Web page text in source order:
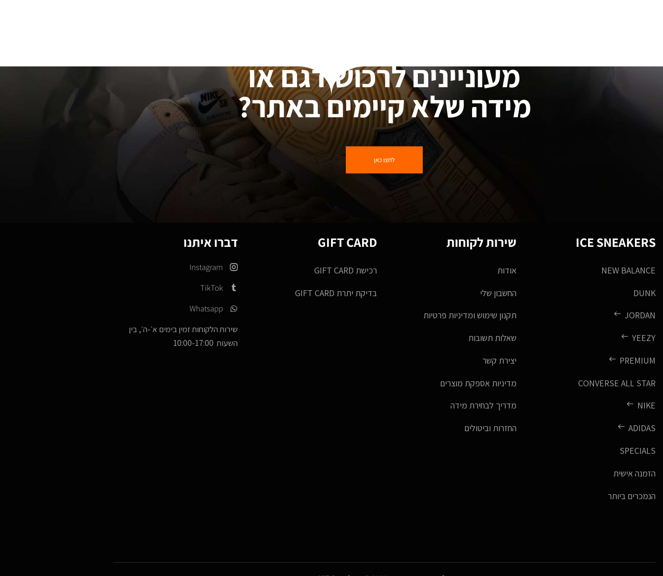
מעוניינים לרכוש דגם או
מידה שלא קיימים באתר?
לחצו כאן
ICE SNEAKERS
NEW BALANCE
DUNK
JORDAN
YEEZY
PREMIUM
CONVERSE ALL STAR
NIKE
ADIDAS
SPECIALS
הזמנה אישית
הנמכרים ביותר
שירות לקוחות
אודות
החשבון שלי
תקנון שימוש ומדיניות פרטיות
שאלות תשובות
יצירת קשר
מדיניות אספקת מוצרים
מדריך לבחירת מידה
החזרות וביטולים
GIFT CARD
רכישת GIFT CARD
בדיקת יתרת GIFT CARD
דברו איתנו
Instagram
TikTok
Whatsapp
שירות הלקוחות זמין בימים א׳-ה׳, בין
השעות 10:00-17:00